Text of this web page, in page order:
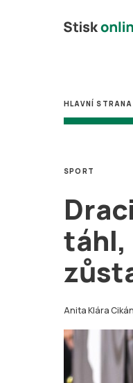
HLAVNÍ STRANA
táhl,
Anita Klára
SPORT